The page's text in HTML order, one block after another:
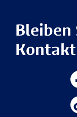
Bleiben
Kontakt